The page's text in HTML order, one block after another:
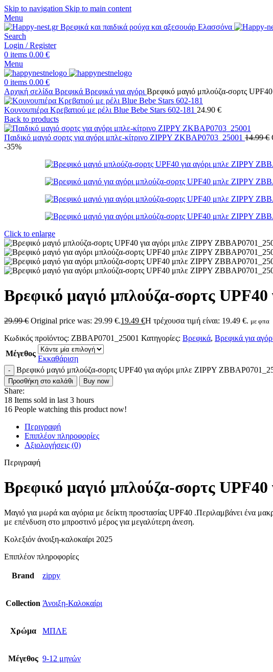
Skip to navigation Skip to main content
Menu
Search
Login / Register
0 items 0.00 €
Menu
0 items 0.00 €
Αρχική σελίδα Βρεφικά Βρεφικά για αγόρι Βρεφικό μαγιό μπλούζα-σορτς
Κουνουπιέρα Κρεβατιού με ρέλι Blue Bebe Stars 602-181 24.90 €
Back to products
Παιδικό μαγιό σορτς για αγόρι μπλε-κίτρινο ZIPPY ZKBAP0703_25001 14.99€
-35%
Click to enlarge
Βρεφικό μαγιό μπλούζα-σορτς
29.99€ Original price was: 29.99 €.19.49 €Η τρέχουσα τιμή είναι: 19.49 €. με φπα
Κωδικός προϊόντος: ZBBAP0701_25001 Κατηγορίες: Βρεφικά, Βρεφικά για
Μέγεθος
Εκκαθάριση
Βρεφικό μαγιό μπλούζα-σορτς UPF40 για αγόρι μπλε ZIPPY
Προσθήκη στο καλάθι Buy now
Share:
18 Items sold in last 3 hours
16 People watching this product now!
Περιγραφή
Επιπλέον πληροφορίες
Αξιολογήσεις (0)
Περιγραφή
Βρεφικό μαγιό μπλούζα-σορτς
Μαγιό για μωρά και αγόρια με δείκτη προστασίας UPF40 .Περιλαμβάνει ένα
με επένδυση στο μπροστινό μέρος για μεγαλύτερη άνεση.
Κολεξιόν άνοιξη-καλοκαίρι 2025
Επιπλέον πληροφορίες
Brand zippy
Collection Άνοιξη-Καλοκαίρι
Χρώμα ΜΠΛΕ
Μέγεθος 9-12 μηνών